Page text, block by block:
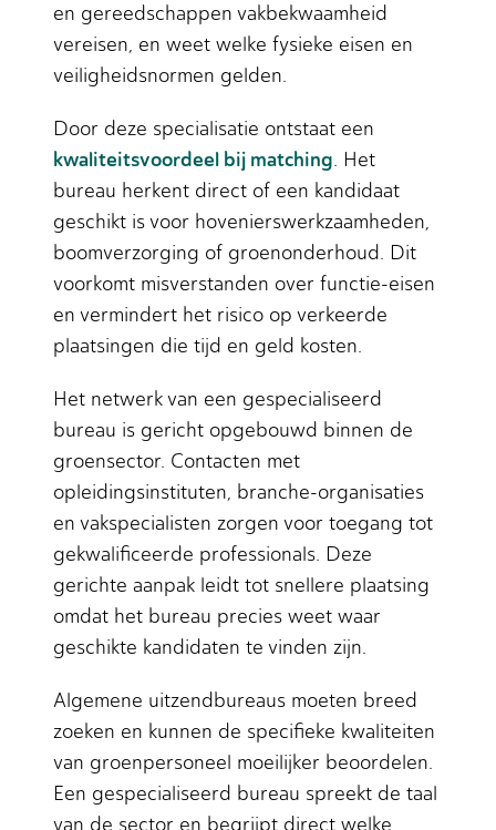
en gereedschappen vakbekwaamheid
vereisen, en weet welke fysieke eisen en
veiligheidsnormen gelden.
Door deze specialisatie ontstaat een
kwaliteitsvoordeel bij matching. Het
bureau herkent direct of een kandidaat
geschikt is voor hovenierswerkzaamheden,
boomverzorging of groenonderhoud. Dit
voorkomt misverstanden over functie-eisen
en vermindert het risico op verkeerde
plaatsingen die tijd en geld kosten.
Het netwerk van een gespecialiseerd
bureau is gericht opgebouwd binnen de
groensector. Contacten met
opleidingsinstituten, branche-organisaties
en vakspecialisten zorgen voor toegang tot
gekwalificeerde professionals. Deze
gerichte aanpak leidt tot snellere plaatsing
omdat het bureau precies weet waar
geschikte kandidaten te vinden zijn.
Algemene uitzendbureaus moeten breed
zoeken en kunnen de specifieke kwaliteiten
van groenpersoneel moeilijker beoordelen.
Een gespecialiseerd bureau spreekt de taal
van de sector en begrijpt direct welke